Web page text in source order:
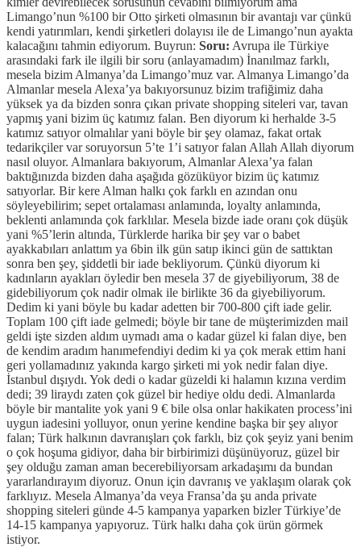
Limango’nun %100 bir Otto şirketi olmasının bir avantajı var çünkü
kendi yatırımları, kendi şirketleri dolayısı ile de Limango’nun ayakta
kalacağını tahmin ediyorum. Buyrun: Soru: Avrupa ile Türkiye
arasındaki fark ile ilgili bir soru (anlayamadım) İnanılmaz farklı,
mesela bizim Almanya’da Limango’muz var. Almanya Limango’da
Almanlar mesela Alexa’ya bakıyorsunuz bizim trafiğimiz daha
yüksek ya da bizden sonra çıkan private shopping siteleri var, tavan
yapmış yani bizim üç katımız falan. Ben diyorum ki herhalde 3-5
katımız satıyor olmalılar yani böyle bir şey olamaz, fakat ortak
tedarikçiler var soruyorsun 5’te 1’i satıyor falan Allah Allah diyorum
nasıl oluyor. Almanlara bakıyorum, Almanlar Alexa’ya falan
baktığınızda bizden daha aşağıda gözüküyor bizim üç katımız
satıyorlar. Bir kere Alman halkı çok farklı en azından onu
söyleyebilirim; sepet ortalaması anlamında, loyalty anlamında,
beklenti anlamında çok farklılar. Mesela bizde iade oranı çok düşük
yani %5’lerin altında, Türklerde harika bir şey var o babet
ayakkabıları anlattım ya 6bin ilk gün satıp ikinci gün de sattıktan
sonra ben şey, şiddetli bir iade bekliyorum. Çünkü diyorum ki
kadınların ayakları öyledir ben mesela 37 de giyebiliyorum, 38 de
gidebiliyorum çok nadir olmak ile birlikte 36 da giyebiliyorum.
Dedim ki yani böyle bu kadar adetten bir 700-800 çift iade gelir.
Toplam 100 çift iade gelmedi; böyle bir tane de müşterimizden mail
geldi işte sizden aldım uymadı ama o kadar güzel ki falan diye, ben
de kendim aradım hanımefendiyi dedim ki ya çok merak ettim hani
geri yollamadınız yakında kargo şirketi mi yok nedir falan diye.
İstanbul dışıydı. Yok dedi o kadar güzeldi ki halamın kızına verdim
dedi; 39 liraydı zaten çok güzel bir hediye oldu dedi. Almanlarda
böyle bir mantalite yok yani 9 € bile olsa onlar hakikaten process’ini
uygun iadesini yolluyor, onun yerine kendine başka bir şey alıyor
falan; Türk halkının davranışları çok farklı, biz çok şeyiz yani benim
o çok hoşuma gidiyor, daha bir birbirimizi düşünüyoruz, güzel bir
şey olduğu zaman aman becerebiliyorsam arkadaşımı da bundan
yararlandırayım diyoruz. Onun için davranış ve yaklaşım olarak çok
farklıyız. Mesela Almanya’da veya Fransa’da şu anda private
shopping siteleri günde 4-5 kampanya yaparken bizler Türkiye’de
14-15 kampanya yapıyoruz. Türk halkı daha çok ürün görmek
istiyor.